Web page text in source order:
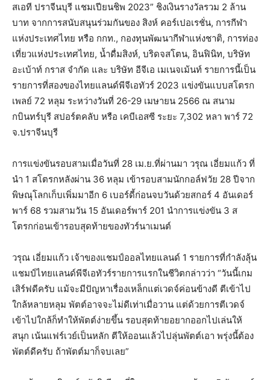
สเอที ปราจีนบุรี แชมเปียนชิพ 2023” ชิงเงินรางวัลรวม 2 ล้าน
บาท จากการสนับสนุนร่วมกันของ สิงห์ คอร์เปอเรชั่น, การกีฬา
แห่งประเทศไทย หรือ กกท., กองทุนพัฒนากีฬาแห่งชาติ, การท่อง
เที่ยวแห่งประเทศไทย, น้ำดื่มสิงห์, บริดจสโตน, อินฟินิท, บริษัท
อะเบ้าท์ กราส จำกัด และ บริษัท อีจีเอ เมเนจเม้นท์ รายการนี้เป็น
รายการที่สองของไทยแลนด์พีจีเอทัวร์ 2023 แข่งขันแบบสโตรก
เพลย์ 72 หลุม ระหว่างวันที่ 26-29 เมษายน 2566 ณ สนาม
กบินทร์บุรี สปอร์ตคลับ หรือ เคบีเอสซี ระยะ 7,302 หลา พาร์ 72
จ.ปราจีนบุรี
การแข่งขันรอบสามเมื่อวันที่ 28 เม.ย.ที่ผ่านมา วรุณ เอี่ยมแก้ว ที่
นำ 1 สโตรกหลังผ่าน 36 หลุม เข้ารอบสามนักกอล์ฟวัย 28 ปีจาก
พิษณุโลกเก็บเพิ่มมาอีก 6 เบอร์ดี้ก่อนจบวันด้วยสกอร์ 4 อันเดอร์
พาร์ 68 รวมสามวัน 15 อันเดอร์พาร์ 201 นำการแข่งขัน 3 ส
โตรกก่อนเข้ารอบสุดท้ายของทัวร์นาเมนต์
วรุณ เอี่ยมแก้ว เจ้าของแชมป์ออลไทยแลนด์ 1 รายการที่กำลังลุ้น
แชมป์ไทยแลนด์พีจีเอทัวร์รายการแรกในชีวิตกล่าวว่า “วันนี้เกม
เสิร์ฟดีครับ แม้จะมีปัญหาเรื่องเหล็กแต่เวดจ์ค่อนข้างดี ตีเข้าไป
ใกล้หลายหลุม พัตต์อาจจะไม่ดีเท่าเมื่อวาน แต่ด้วยการตีเวดจ์
เข้าไปใกล้ก็ทำให้พัตต์ง่ายขึ้น รอบสุดท้ายอยากออกไปเล่นให้
สนุก เน้นแฟร์เวย์เป็นหลัก ตีให้ออนแล้วไปลุ่นพัตต์เอา พรุ่งนี้ต้อง
พัตต์ดีครับ ถ้าพัตต์มาก็จบเลย”